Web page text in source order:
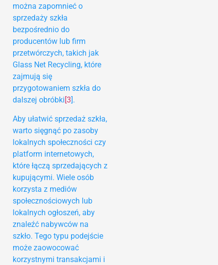
można zapomnieć o
sprzedaży szkła
bezpośrednio do
producentów lub firm
przetwórczych, takich jak
Glass Net Recycling, które
zajmują się
przygotowaniem szkła do
dalszej obróbki [3].
Aby ułatwić sprzedaż szkła,
warto sięgnąć po zasoby
lokalnych społeczności czy
platform internetowych,
które łączą sprzedających z
kupującymi. Wiele osób
korzysta z mediów
społecznościowych lub
lokalnych ogłoszeń, aby
znaleźć nabywców na
szkło. Tego typu podejście
może zaowocować
korzystnymi transakcjami i